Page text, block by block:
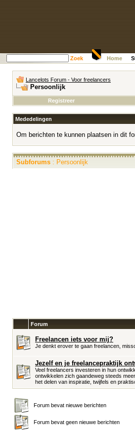
Zoek Home
Lancelots Forum - Voor freelancers
Persoonlijk
Registreer
Mededelingen
Om berichten te kunnen plaatsen in dit
Subforums : Persoonlijk
Forum
Freelancen iets voor mij?
Je denkt erover te gaan freelancen,
Jezelf en je freelancepraktijk
Veel freelancers investeren in hun
ontwikkelen zich gaandeweg steeds
het delen van inspiratie, twijfels en
Forum bevat nieuwe berichten
Forum bevat geen nieuwe berichten